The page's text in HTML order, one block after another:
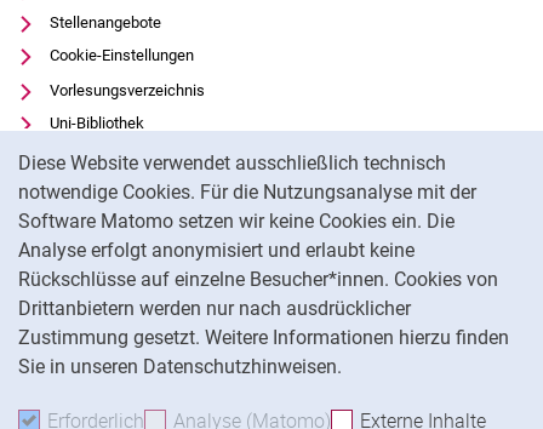
Diese Website verwendet ausschließlich technisch
notwendige Cookies. Für die Nutzungsanalyse mit der
Software Matomo setzen wir keine Cookies ein. Die
Analyse erfolgt anonymisiert und erlaubt keine
Rückschlüsse auf einzelne Besucher*innen. Cookies von
Drittanbietern werden nur nach ausdrücklicher
Zustimmung gesetzt. Weitere Informationen hierzu finden
Sie in unseren Datenschutzhinweisen.
Erforderlich Erforderliche Cookies akzeptieren
Analyse (Matomo) Analyse-Cookies
Externe Inhalte
Stellenangebote
Cookie-Einstellungen
Vorlesungsverzeichnis
Uni-Bibliothek
Moodle
Panopto
Datenschutz
Barrierefreiheit
Transparenter KI-Einsatz